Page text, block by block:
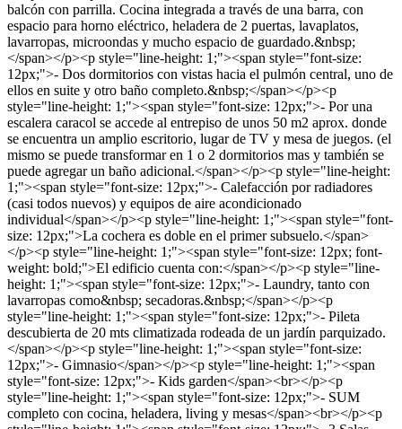
balcón con parrilla. Cocina integrada a través de una barra, con
espacio para horno eléctrico, heladera de 2 puertas, lavaplatos,
lavarropas, microondas y mucho espacio de guardado.&nbsp;
</span></p><p style="line-height: 1;"><span style="font-size:
12px;">- Dos dormitorios con vistas hacia el pulmón central, uno de
ellos en suite y otro baño completo.&nbsp;</span></p><p
style="line-height: 1;"><span style="font-size: 12px;">- Por una
escalera caracol se accede al entrepiso de unos 50 m2 aprox. donde
se encuentra un amplio escritorio, lugar de TV y mesa de juegos. (el
mismo se puede transformar en 1 o 2 dormitorios mas y también se
puede agregar un baño adicional.</span></p><p style="line-height:
1;"><span style="font-size: 12px;">- Calefacción por radiadores
(casi todos nuevos) y equipos de aire acondicionado
individual</span></p><p style="line-height: 1;"><span style="font-
size: 12px;">La cochera es doble en el primer subsuelo.</span>
</p><p style="line-height: 1;"><span style="font-size: 12px; font-
weight: bold;">El edificio cuenta con:</span></p><p style="line-
height: 1;"><span style="font-size: 12px;">- Laundry, tanto con
lavarropas como&nbsp; secadoras.&nbsp;</span></p><p
style="line-height: 1;"><span style="font-size: 12px;">- Pileta
descubierta de 20 mts climatizada rodeada de un jardín parquizado.
</span></p><p style="line-height: 1;"><span style="font-size:
12px;">- Gimnasio</span></p><p style="line-height: 1;"><span
style="font-size: 12px;">- Kids garden</span><br></p><p
style="line-height: 1;"><span style="font-size: 12px;">- SUM
completo con cocina, heladera, living y mesas</span><br></p><p